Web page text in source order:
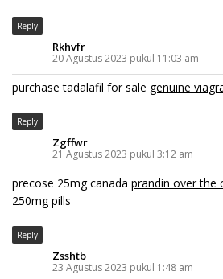
Reply
Rkhvfr
20 Agustus 2023 pukul 11:03 am
purchase tadalafil for sale genuine
Reply
Zgffwr
21 Agustus 2023 pukul 3:12 am
precose 25mg canada prandin over the
250mg pills
Reply
Zsshtb
23 Agustus 2023 pukul 1:48 am